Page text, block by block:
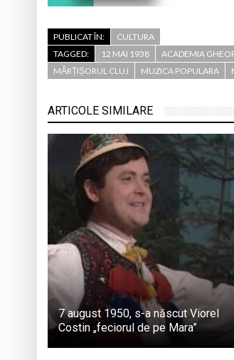
PUBLICAT ÎN:
CULTURA
TAGGED:
12 MAI 1938 ACADEMIA
MĂRȚIȘORUL CLUJ
MUZICA POPULARA
ARTICOLE SIMILARE
7 august 1950, s-a născut Viorel
Costin „feciorul de pe Mara”